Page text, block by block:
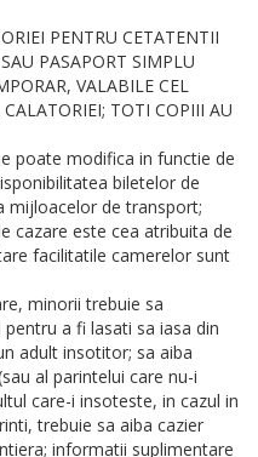
PENTRU CETATENTII
PASAPORT SIMPLU
VALABILE CEL
TOTI COPIII AU
poate modifica in functie de
biletelor de
mijloacelor de transport;
cazare este cea atribuita de
facilitatile camerelor sunt
minorii trebuie sa
a fi lasati sa iasa din
adult insotitor; sa aiba
al parintelui care nu-i
care-i insoteste, in cazul in
trebuie sa aiba cazier
informatii suplimentare